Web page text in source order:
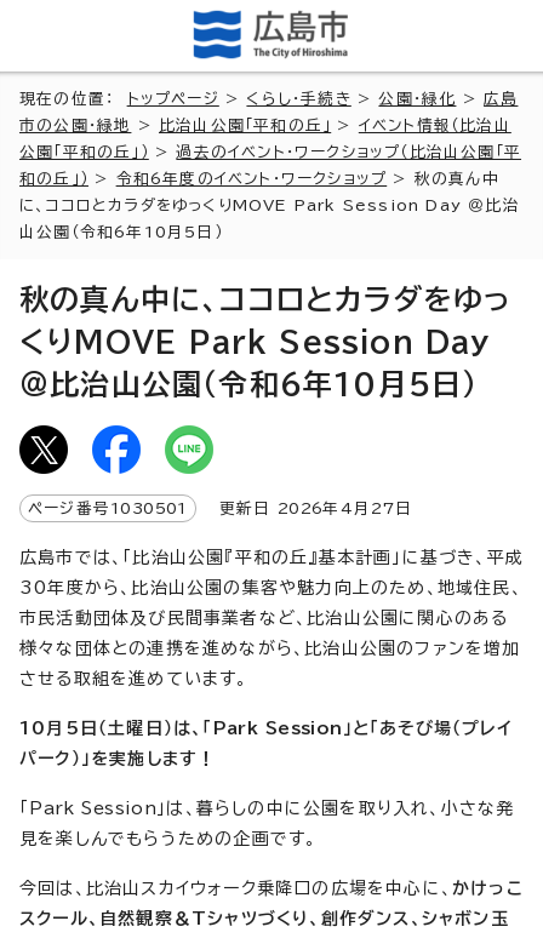
現在の位置： トップページ > くらし・手続き >公園・緑化 >広島
市の公園・緑地
> 比治山公園「平和の丘」 > イベント情報（比治山
公園「平和の丘」）
>過去のイベント・ワークショップ（比治山公園「平
和の丘」）
> 令和6年度のイベント・ワークショップ > 秋の真ん中
に、ココロとカラダをゆっくりMOVE Park Session Day ＠比治
山公園（令和6年10月5日）
秋の真ん中に、ココロとカラダをゆっ
くりMOVE Park Session Day
＠比治山公園（令和6年10月5日）
ページ番号 1030501 更新日 2026年4月 27 日
広島市では、「比治山公園『平和の丘』基本計画」に基づき、平成
30年度から、比治山公園の集客や魅力向上のため、地域住民、
市民活動団体及び民間事業者など、比治山公園に関心のある
様々な団体との連携を進めながら、比治山公園のファンを増加
させる取組を進めています。
10月5日（土曜日）は、「 Park Session 」と「あそび場（プレイ
パーク）」を実施します！
Park Session 」は、暮らしの中に公園を取り入れ、小さな発
見を楽しんでもらうための企画です。
今回は、比治山スカイウォーク乗降口の広場を中心に、かけっこ
スクール、自然観察＆Tシャツづくり、創作ダンス、シャボン玉